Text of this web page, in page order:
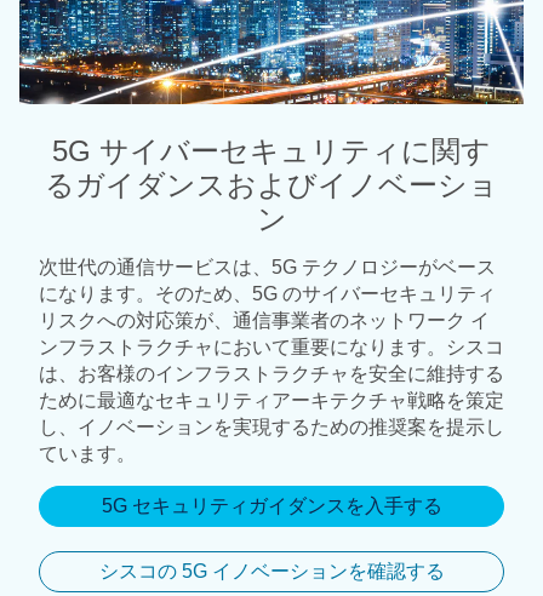
5G サイバーセキュリティに関す
るガイダンスおよびイノベーショ
ン
次世代の通信サービスは、5G テクノロジーがベース
になります。そのため、5G のサイバーセキュリティ
リスクへの対応策が、通信事業者のネットワーク イ
ンフラストラクチャにおいて重要になります。シスコ
は、お客様のインフラストラクチャを安全に維持する
ために最適なセキュリティアーキテクチャ戦略を策定
し、イノベーションを実現するための推奨案を提示し
ています。
5G セキュリティガイダンスを入手する
シスコの 5G イノベーションを確認する